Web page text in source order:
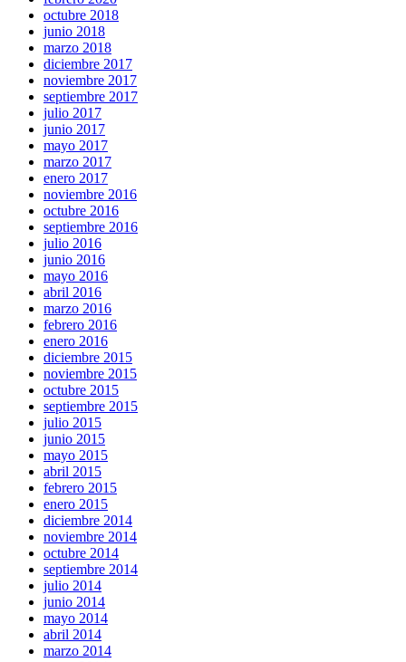
octubre 2018
junio 2018
marzo 2018
diciembre 2017
noviembre 2017
septiembre 2017
julio 2017
junio 2017
mayo 2017
marzo 2017
enero 2017
noviembre 2016
octubre 2016
septiembre 2016
julio 2016
junio 2016
mayo 2016
abril 2016
marzo 2016
febrero 2016
enero 2016
diciembre 2015
noviembre 2015
octubre 2015
septiembre 2015
julio 2015
junio 2015
mayo 2015
abril 2015
febrero 2015
enero 2015
diciembre 2014
noviembre 2014
octubre 2014
septiembre 2014
julio 2014
junio 2014
mayo 2014
abril 2014
marzo 2014